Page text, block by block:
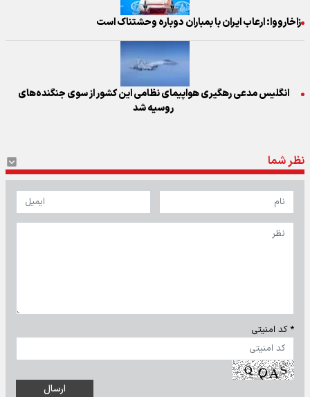
زاخارووا: ارعاب ایران با بمباران دوباره وحشتناک است
انگلیس مدعی رهگیری هواپیمای نظامی این کشور از سوی جنگنده‌های
روسیه شد
نظر شما
* کد امنیتی